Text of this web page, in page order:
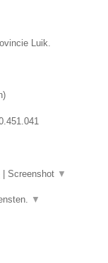
Luik.
)
Screenshot ▼
▼